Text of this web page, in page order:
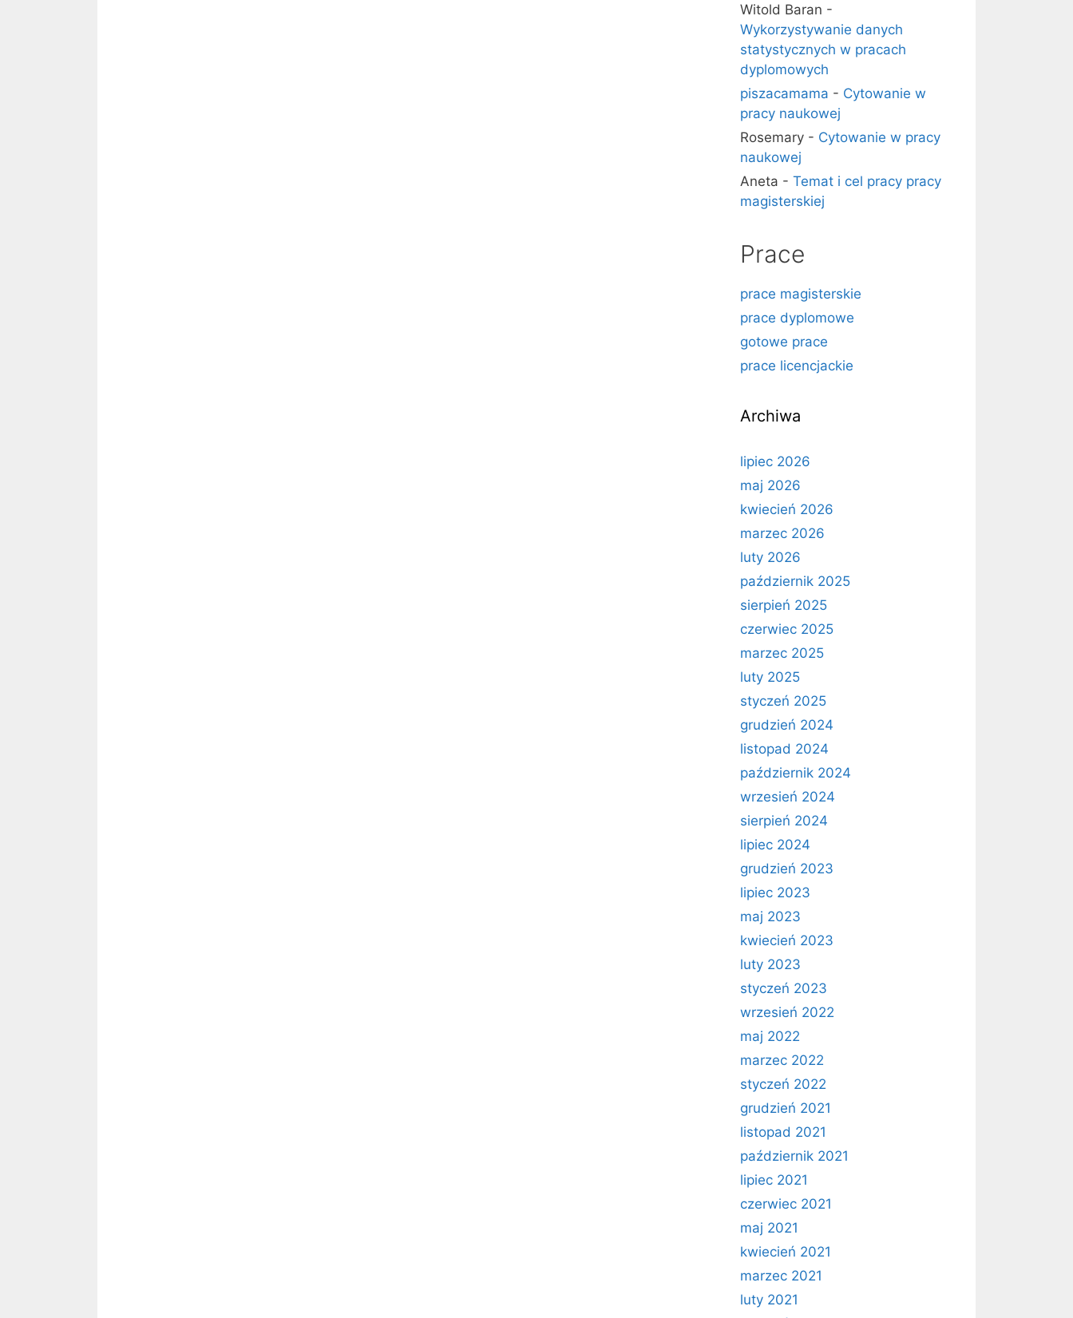
Witold Baran -
Wykorzystywanie danych
statystycznych w pracach
dyplomowych
piszacamama - Cytowanie w
pracy naukowej
Rosemary - Cytowanie w pracy
naukowej
Aneta - Temat i cel pracy pracy
magisterskiej
Prace
prace magisterskie
prace dyplomowe
gotowe prace
prace licencjackie
Archiwa
lipiec 2026
maj 2026
kwiecień 2026
marzec 2026
luty 2026
październik 2025
sierpień 2025
czerwiec 2025
marzec 2025
luty 2025
styczeń 2025
grudzień 2024
listopad 2024
październik 2024
wrzesień 2024
sierpień 2024
lipiec 2024
grudzień 2023
lipiec 2023
maj 2023
kwiecień 2023
luty 2023
styczeń 2023
wrzesień 2022
maj 2022
marzec 2022
styczeń 2022
grudzień 2021
listopad 2021
październik 2021
lipiec 2021
czerwiec 2021
maj 2021
kwiecień 2021
marzec 2021
luty 2021